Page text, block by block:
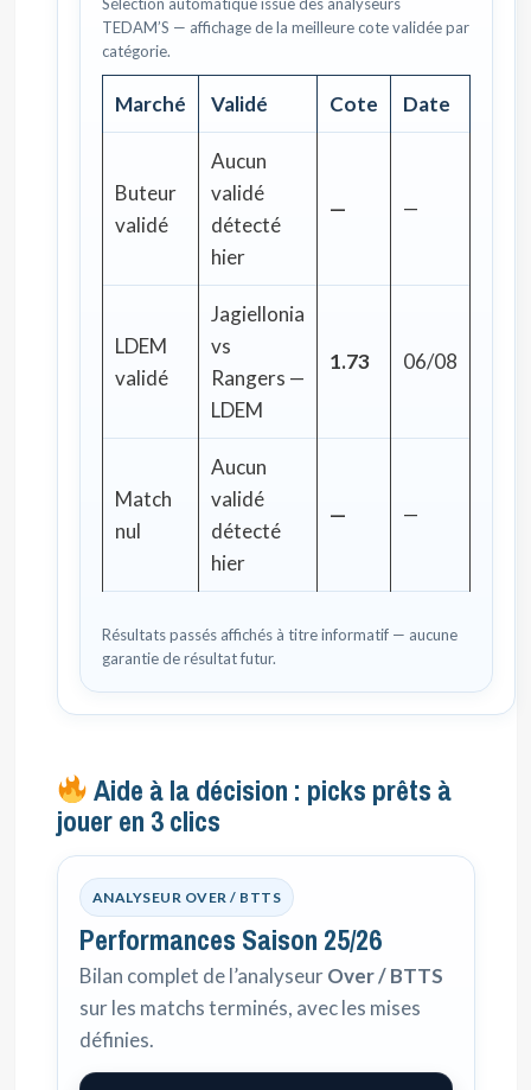
TEDAM’S — affichage de la meilleure cote validée par
catégorie.
Marché Validé Cote Date
Buteur
validé
Aucun
validé
détecté
hier
— —
LDEM
validé
Jagiellonia
vs
Rangers —
LDEM
1.73 06/08
Match
nul
Aucun
validé
détecté
hier
— —
Résultats passés affichés à titre informatif — aucune
garantie de résultat futur.
Aide à la décision : picks prêts à
jouer en 3 clics
ANALYSEUR OVER / BTTS
Performances Saison 25/26
Bilan complet de l’analyseurOver / BTTS
sur les matchs terminés, avec les mises
définies.